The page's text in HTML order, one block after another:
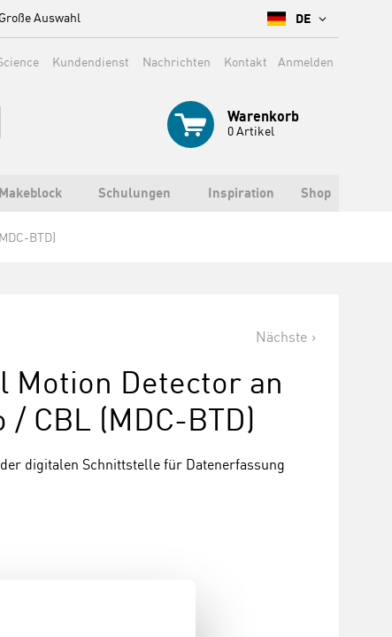
Große Auswahl DE
Anmelden
Kundendienst Nachrichten Kontakt
Warenkorb
0Artikel
Makeblock Schulungen Inspiration Shop
BTD)
Nächste
Motion Detector an
/ CBL (MDC-BTD)
digitalen Schnittstelle für Datenerfassung